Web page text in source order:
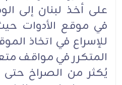
على أخذ لبنان إلى
في موقع الأدوات
للإسراع في اتخاذ
المتكرر في مواقف
يُكثر من الصراخ